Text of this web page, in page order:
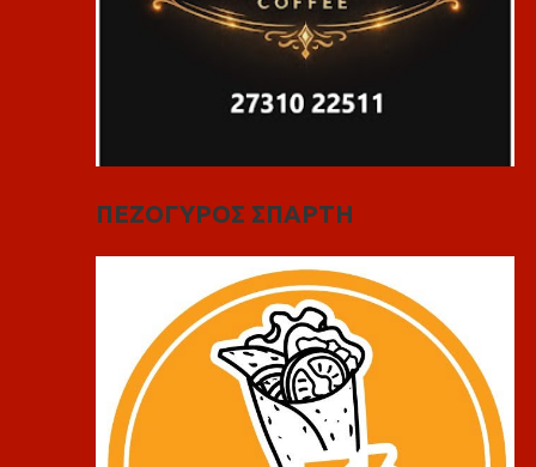
ΠΕΖΟΓΥΡΟΣ ΣΠΑΡΤΗ